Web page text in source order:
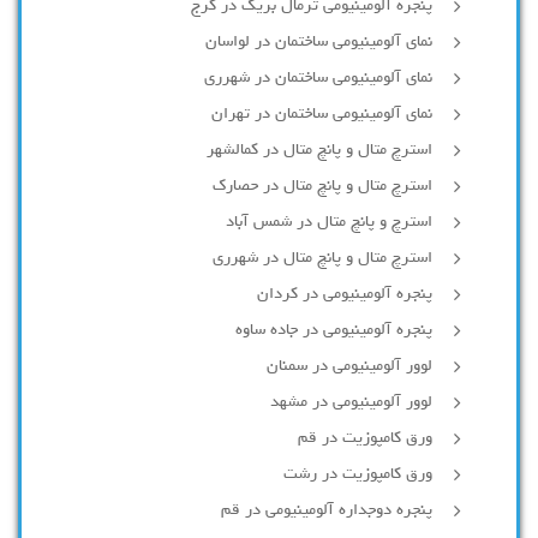
پنجره آلومینیومی ترمال بریک در کرج
نمای آلومینیومی ساختمان در لواسان
نمای آلومینیومی ساختمان در شهرری
نمای آلومینیومی ساختمان در تهران
استرچ متال و پانچ متال در کمالشهر
استرچ متال و پانچ متال در حصارك
استرچ و پانچ متال در شمس آباد
استرچ متال و پانچ متال در شهرری
پنجره آلومینیومی در کردان
پنجره آلومینیومی در جاده ساوه
لوور آلومینیومی در سمنان
لوور آلومینیومی در مشهد
ورق کامپوزیت در قم
ورق کامپوزیت در رشت
پنجره دوجداره آلومينيومی در قم